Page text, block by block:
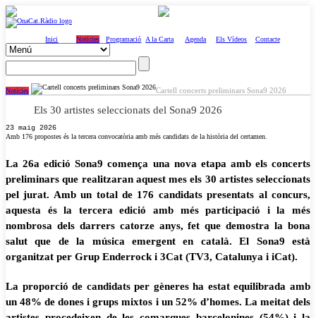
Inici Notícies Programació A la Carta Agenda Els Vídeos Contacte
Notícies Cartell concerts preliminars Sona9 2026
Els 30 artistes seleccionats del Sona9 2026
23 maig 2026
Amb 176 propostes és la tercera convocatòria amb més candidats de la història del certamen.
La 26a edició Sona9 comença una nova etapa amb els concerts
preliminars que realitzaran aquest mes els 30 artistes seleccionats
pel jurat. Amb un total de 176 candidats presentats al concurs,
aquesta és la tercera edició amb més participació i la més
nombrosa dels darrers catorze anys, fet que demostra la bona
salut que de la música emergent en català. El Sona9 està
organitzat per Grup Enderrock i 3Cat (TV3, Catalunya i iCat).
La proporció de candidats per gèneres ha estat equilibrada amb
un 48% de dones i grups mixtos i un 52% d’homes. La meitat dels